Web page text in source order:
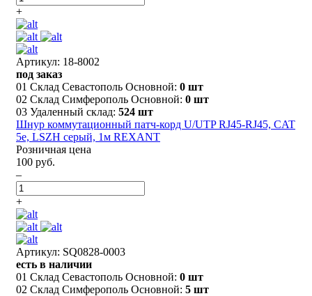
+
Артикул: 18-8002
под заказ
01 Склад Севастополь Основной: 0 шт
02 Склад Симферополь Основной: 0 шт
03 Удаленный склад: 524 шт
Шнур коммутационный патч-корд U/UTP RJ45-RJ45, CAT
5e, LSZH серый, 1м REXANT
Розничная цена
100 руб.
–
+
Артикул: SQ0828-0003
есть в наличии
01 Склад Севастополь Основной: 0 шт
02 Склад Симферополь Основной: 5 шт